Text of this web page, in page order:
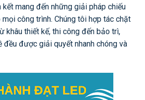
kết mang đến những giải pháp chiếu
công trình. Chúng tôi hợp tác chặt
khâu thiết kế, thi công đến bảo trì,
được giải quyết nhanh chóng và